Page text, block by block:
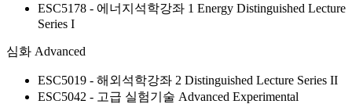
ESC5178 - 에너지석학강좌 1 Energy Distinguished Lecture
Series I
심화 Advanced
ESC5019 - 해외석학강좌 2 Distinguished Lecture Series II
ESC5042 - 고급 실험기술 Advanced Experimental